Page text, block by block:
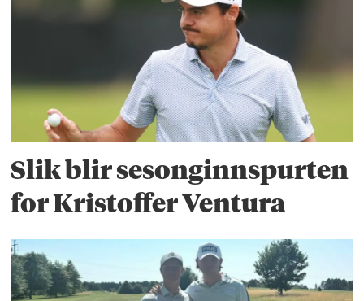
Slik blir sesonginnspurten
for Kristoffer Ventura